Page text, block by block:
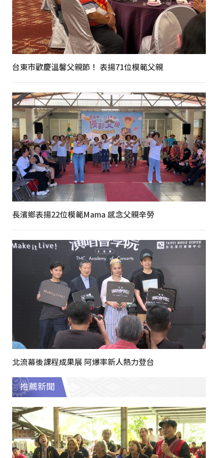
台東市歡慶溫馨父親節！ 表揚71位模範父親
長濱鄉表揚22位模範Mama 感念父親辛勞
北流幕後課程成果展 阿爆率新人熱力登台
推薦新聞